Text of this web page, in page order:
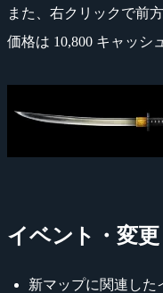
また、右クリックで前
価格は 10,800 キャッシ
イベント・変更
新マップに関連した